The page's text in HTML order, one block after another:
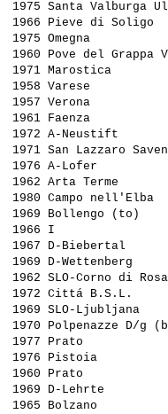
1975 Santa
1966 Pieve di
1975 Omegna
1960 Pove del
1971 Marostica
1958 Varese
1957 Verona
1961 Faenza
1972 A-Neustift
1971 San Lazzaro
1976 A-Lofer
1962 Arta Terme
1980 Campo
1969 Bollengo (to)
1966 I
1967 D-Biebertal
1969 D-Wettenberg
1962 SLO-Corno di
1972 Cittá B.S.L.
1969 SLO-
1970 Polpenazze
1977 Prato
1976 Pistoia
1960 Prato
1969 D-Lehrte
1965 Bolzano